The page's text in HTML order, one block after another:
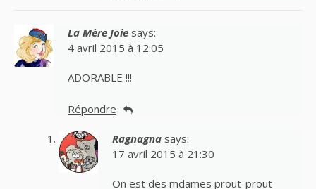
La Mère Joie says:
4 avril 2015 à 12:05
ADORABLE !!!
Répondre
Ragnagna says:
17 avril 2015 à 21:30
On est des mdames prout-prout